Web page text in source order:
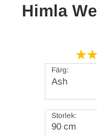
Himla
Färg:
Ash
Storlek:
90 cm